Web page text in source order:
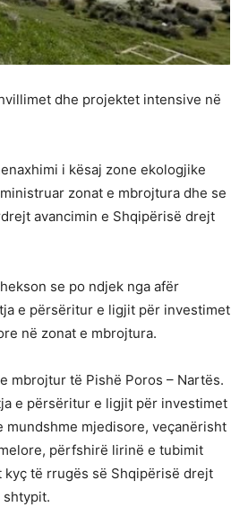
dhe projektet intensive në
i kësaj zone ekologjike
zonat e mbrojtura dhe se
avancimin e Shqipërisë drejt
se po ndjek nga afër
e përsëritur e ligjit për investimet
në zonat e mbrojtura.
mbrojtur të Pishë Poros – Nartës.
e përsëritur e ligjit për investimet
mjedisore, veçanërisht
përfshirë lirinë e tubimit
kyç të rrugës së Shqipërisë drejt
shtypit.